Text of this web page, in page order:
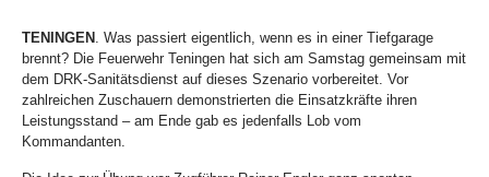
TENINGEN . Was passiert eigentlich, wenn es in einer Tiefgarage
brennt? Die Feuerwehr Teningen hat sich am Samstag gemeinsam mit
dem DRK-Sanitätsdienst auf dieses Szenario vorbereitet. Vor
zahlreichen Zuschauern demonstrierten die Einsatzkräfte ihren
Leistungsstand – am Ende gab es jedenfalls Lob vom
Kommandanten.